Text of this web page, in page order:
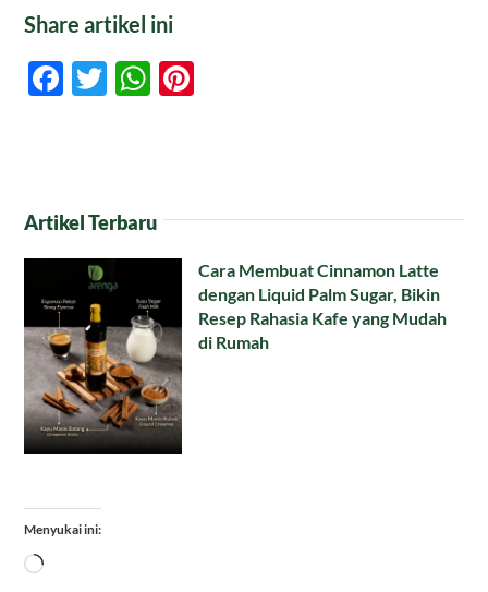
Share artikel ini
Facebook
TwitterWhatsApp
Artikel Terbaru
Cara Membuat Cinnamon Latte
dengan Liquid Palm Sugar, Bikin
Resep Rahasia Kafe yang Mudah
di Rumah
Menyukai ini:
Memuat...